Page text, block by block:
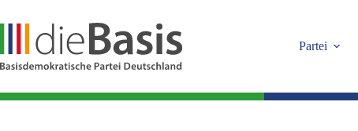
springen
Partei